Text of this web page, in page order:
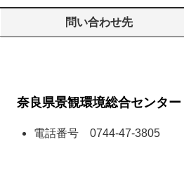
問い合わせ先
奈良県景観環境総合センター
電話番号 0744-47-3805